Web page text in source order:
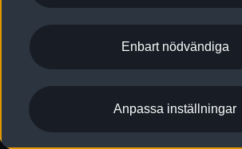
Lediga tjänster huvudkontor
Lediga tjänster hos Audi Återförsäljare
Kommentar till mediauppgifter om
Enbart nödvändiga
Anpassa inställningar